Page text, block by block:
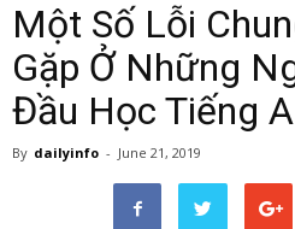
Một Số Lỗi
Gặp Ở Những
Đầu Học Tiếng
By dailyinfo - June 21, 2019